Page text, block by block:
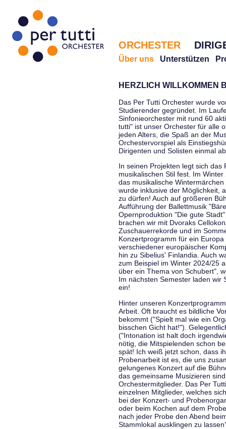
ORCHESTER
Über uns Unterstützen
HERZLICH WILLKOMMEN
Das Per Tutti Orchester wurde
Studierender gegründet. Im
Sinfonieorchester mit rund 60
tutti" ist unser Orchester für alle
jeden Alters, die Spaß an der
Orchestervorspiel als
Dirigenten und Solisten einmal
In seinen Projekten legt sich das
musikalischen Stil fest. Im
das musikalische
wurde inklusive der Möglichkeit,
zu dürfen! Auch auf größeren
Aufführung der Ballettmusik
Opernproduktion "Die gute
brachen wir mit Dvoraks
Zuschauerrekorde und im
Konzertprogramm für ein
verschiedener europäischer
hin zu Sibelius' Finlandia. Auch
zum Beispiel im Winter 2024/25
über ein Thema von Schubert",
Im nächsten Semester laden wir
ein!
Hinter unseren
Arbeit. Oft braucht es bildliche
bekommt ("Spielt mal wie ein
bisschen Gicht hat!").
("Intonation ist halt doch
nötig, die Mitspielenden schon
spät! Ich weiß jetzt schon, dass
Probenarbeit ist es, die uns
gelungenes Konzert auf die
das gemeinsame Musizieren
Orchestermitglieder. Das Per
einzelnen Mitglieder, welches
bei der Konzert- und
oder beim Kochen auf dem
nach jeder Probe den Abend
Stammlokal ausklingen zu